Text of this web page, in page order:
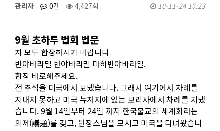
관리자 0건 4,427회 10-11-24 16:23
9월 초하루 법회 법문
자 모두 합장하시기 바랍니다.
반야바라밀 반야바라밀 마하반야바라밀.
합장 바로해주세요.
전 추석을 미국에서 보냈습니다. 그래서 여기에서 차례를
지내지 못하고 미국 뉴저지에 있는 보리사에서 차례를 지냈
습니다. 9월 14일부터 24일 까지 한국불교의 세계화라는
의제(議題)를 갖고, 원장스님을 모시고 미국을 다녀왔습니